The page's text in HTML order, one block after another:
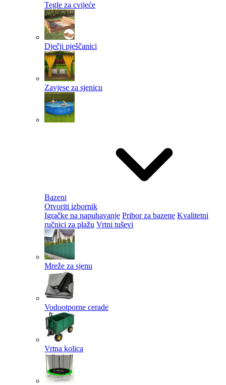
Tegle za cvijeće
Dječji pješčanici
Zavjese za sjenicu
Bazeni
Otvoriti izbornik
Igračke na napuhavanje Pribor za bazene Kvalitetni
ručnici za plažu Vrtni tuševi
Mreže za sjenu
Vodootporne cerade
Vrtna kolica